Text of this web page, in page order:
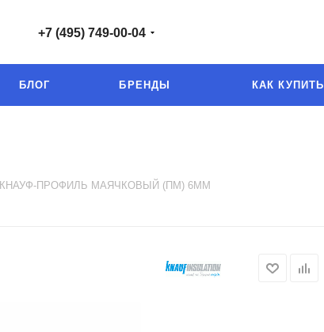
+7 (495) 749-00-04
БЛОГ БРЕНДЫ КАК КУПИТЬ
КНАУФ-ПРОФИЛЬ МАЯЧКОВЫЙ (ПМ) 6ММ